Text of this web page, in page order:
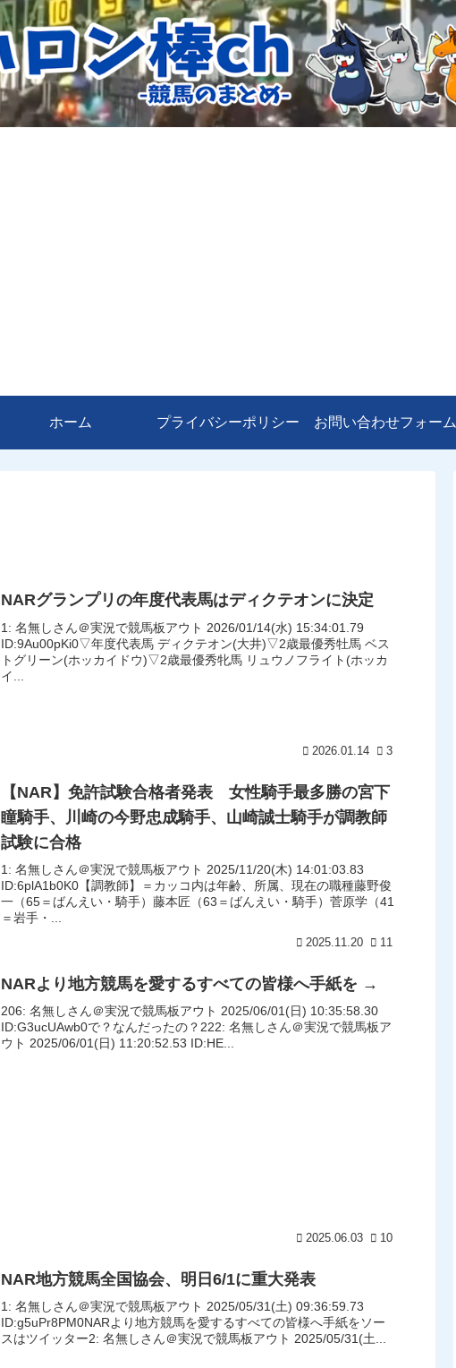
ホーム プライバシーポリシー お問い合わせフォーム
NARグランプリの年度代表馬はディクテオンに決定
1: 名無しさん＠実況で競馬板アウト 2026/01/14(水) 15:34:01.79
ID:9Au00pKi0▽年度代表馬 ディクテオン(大井)▽2歳最優秀牡馬 ベス
トグリーン(ホッカイドウ)▽2歳最優秀牝馬 リュウノフライト(ホッカ
イ...
2026.01.14 3
【NAR】免許試験合格者発表 女性騎手最多勝の宮下
瞳騎手、川崎の今野忠成騎手、山崎誠士騎手が調教師
試験に合格
1: 名無しさん＠実況で競馬板アウト 2025/11/20(木) 14:01:03.83
ID:6plA1b0K0【調教師】＝カッコ内は年齢、所属、現在の職種藤野俊
一（65＝ばんえい・騎手）藤本匠（63＝ばんえい・騎手）菅原学（41
＝岩手・...
2025.11.20 11
NARより地方競馬を愛するすべての皆様へ手紙を →
206: 名無しさん＠実況で競馬板アウト 2025/06/01(日) 10:35:58.30
ID:G3ucUAwb0で？なんだったの？222: 名無しさん＠実況で競馬板ア
ウト 2025/06/01(日) 11:20:52.53 ID:HE...
2025.06.03 10
NAR地方競馬全国協会、明日6/1に重大発表
1: 名無しさん＠実況で競馬板アウト 2025/05/31(土) 09:36:59.73
ID:g5uPr8PM0NARより地方競馬を愛するすべての皆様へ手紙をソー
スはツイッター2: 名無しさん＠実況で競馬板アウト 2025/05/31(土...